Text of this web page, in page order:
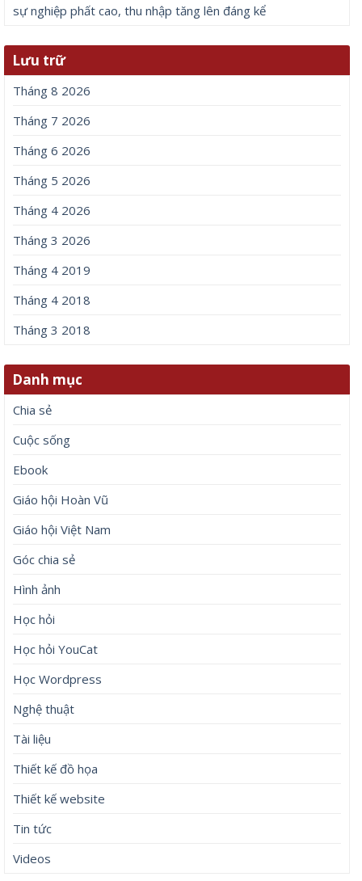
sự nghiệp phất cao, thu nhập tăng lên đáng kể
Lưu trữ
Tháng 8 2026
Tháng 7 2026
Tháng 6 2026
Tháng 5 2026
Tháng 4 2026
Tháng 3 2026
Tháng 4 2019
Tháng 4 2018
Tháng 3 2018
Danh mục
Chia sẻ
Cuộc sống
Ebook
Giáo hội Hoàn Vũ
Giáo hội Việt Nam
Góc chia sẻ
Hình ảnh
Học hỏi
Học hỏi YouCat
Học Wordpress
Nghệ thuật
Tài liệu
Thiết kế đồ họa
Thiết kế website
Tin tức
Videos